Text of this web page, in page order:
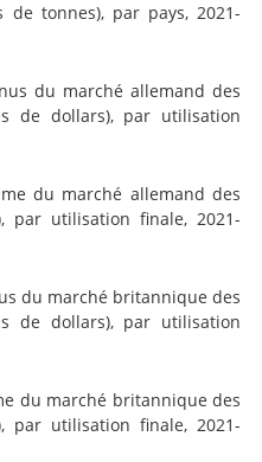
tonnes), par pays, 2021-
du marché allemand des
de dollars), par utilisation
du marché allemand des
par utilisation finale, 2021-
du marché britannique des
de dollars), par utilisation
du marché britannique des
par utilisation finale, 2021-